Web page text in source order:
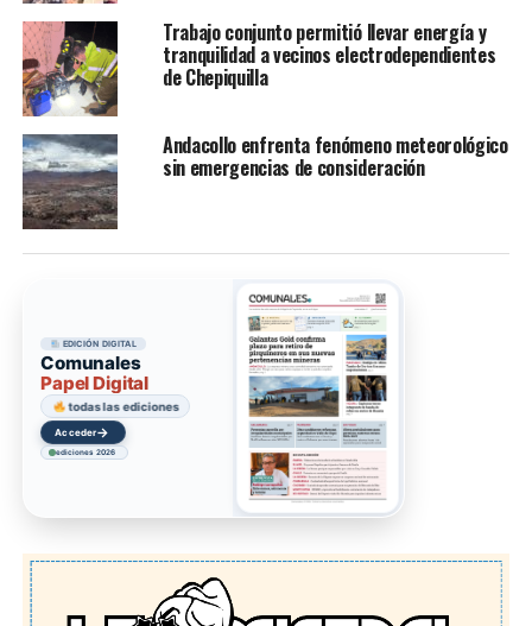
Trabajo conjunto permitió llevar energía y
tranquilidad a vecinos electrodependientes
de Chepiquilla
Andacollo enfrenta fenómeno meteorológico
sin emergencias de consideración
EDICIÓN DIGITAL
Comunales
Papel Digital
todas las ediciones
Acceder→
ediciones 2026